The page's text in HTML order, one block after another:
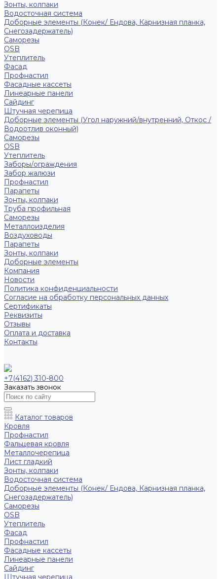
Зонты, колпаки
Водосточная система
Доборные элементы (Конек/ Ендова, Карнизная планка,
Снегозадержатель)
Саморезы
ОSB
Утеплитель
Фасад
Профнастил
Фасадные кассеты
Линеарные панели
Сайдинг
Штучная черепица
Доборные элементы (Угол наружний/внутренний, Откос /
Водоотлив оконный)
Саморезы
OSB
Утеплитель
Заборы/ограждения
Забор жалюзи
Профнастил
Парапеты
Зонты, колпаки
Труба профильная
Саморезы
Металлоизделия
Воздуховоды
Парапеты
Зонты, колпаки
Доборные элементы
Компания
Новости
Политика конфиденциальности
Согласие на обработку персональных данных
Сертификаты
Реквизиты
Отзывы
Оплата и доставка
Контакты
+7(4162) 310-800
Заказать звонок
Каталог товаров
Кровля
Профнастил
Фальцевая кровля
Металлочерепица
Лист гладкий
Зонты, колпаки
Водосточная система
Доборные элементы (Конек/ Ендова, Карнизная планка,
Снегозадержатель)
Саморезы
ОSB
Утеплитель
Фасад
Профнастил
Фасадные кассеты
Линеарные панели
Сайдинг
Штучная черепица